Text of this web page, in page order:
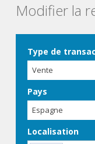
Modifier la
Type de
Vente
Pays
Espagne
Localisation